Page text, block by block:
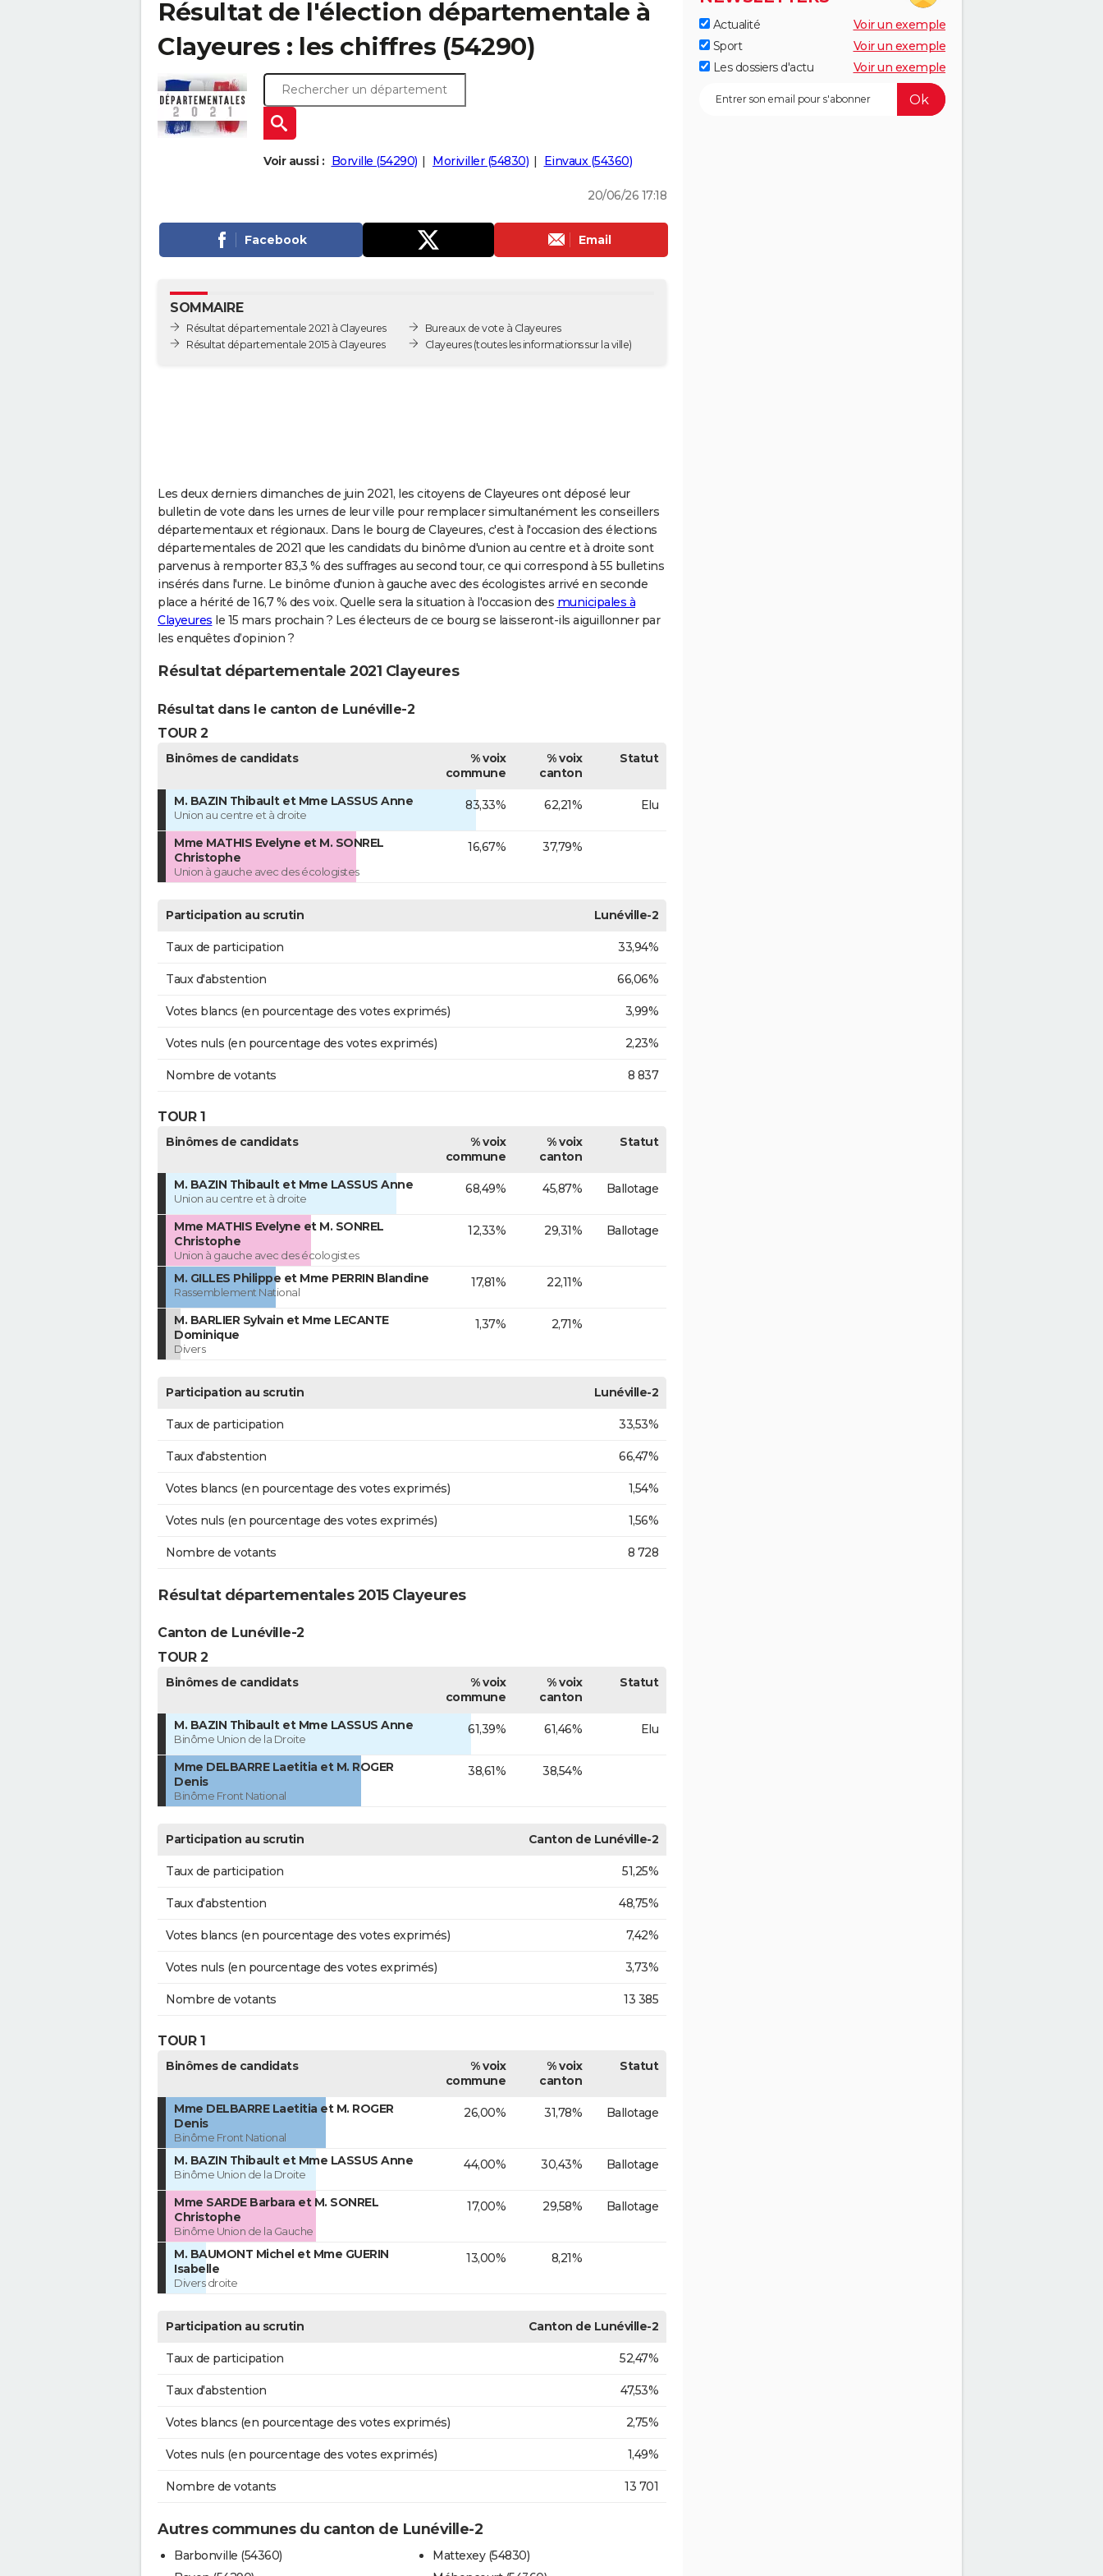
Résultat de l'élection départementale à
Clayeures : les chiffres (54290)
Voir aussi : Borville (54290) Moriviller (54830) Einvaux (54360)
20/06/26 17:18
Facebook Email
SOMMAIRE
Résultat départementale 2021 à Clayeures
Résultat départementale 2015 à Clayeures
Bureaux de vote à Clayeures
Clayeures(toutes les informations sur la ville)
Les deux derniers dimanches de juin 2021, les citoyens de Clayeures ont déposé leur
bulletin de vote dans les urnes de leur ville pour remplacer simultanément les conseillers
départementaux et régionaux. Dans le bourg de Clayeures, c'est à l'occasion des élections
départementales de 2021 que les candidats du binôme d'union au centre et à droite sont
parvenus à remporter 83,3 % des suffrages au second tour, ce qui correspond à 55 bulletins
insérés dans l'urne. Le binôme d'union à gauche avec des écologistes arrivé en seconde
place a hérité de 16,7 % des voix. Quelle sera la situation à l'occasion des municipales à
Clayeures le 15 mars prochain ? Les électeurs de ce bourg se laisseront-ils aiguillonner par
les enquêtes d’opinion ?
Résultat départementale 2021 Clayeures
Résultat dans le canton de Lunéville-2
TOUR 2
Binômes de candidats
% voix
commune
% voix
canton
Statut
M. BAZIN Thibault et Mme LASSUS Anne
Union au centre et à droite
83,33% 62,21% Elu
Mme MATHIS Evelyne et M. SONREL
Christophe
Union à gauche avec des écologistes
16,67% 37,79%
Participation au scrutin Lunéville-2
Taux de participation 33,94%
Taux d'abstention 66,06%
Votes blancs (en pourcentage des votes exprimés) 3,99%
Votes nuls (en pourcentage des votes exprimés) 2,23%
Nombre de votants 8 837
TOUR 1
Binômes de candidats
% voix
commune
% voix
canton
Statut
M. BAZIN Thibault et Mme LASSUS Anne
Union au centre et à droite
68,49% 45,87% Ballotage
Mme MATHIS Evelyne et M. SONREL
Christophe
Union à gauche avec des écologistes
12,33% 29,31% Ballotage
M. GILLES Philippe et Mme PERRIN Blandine
Rassemblement National
17,81% 22,11%
M. BARLIER Sylvain et Mme LECANTE
Dominique
Divers
1,37% 2,71%
Participation au scrutin Lunéville-2
Taux de participation 33,53%
Taux d'abstention 66,47%
Votes blancs (en pourcentage des votes exprimés) 1,54%
Votes nuls (en pourcentage des votes exprimés) 1,56%
Nombre de votants 8 728
Résultat départementales 2015 Clayeures
Canton de Lunéville-2
TOUR 2
Binômes de candidats
% voix
commune
% voix
canton
Statut
M. BAZIN Thibault et Mme LASSUS Anne
Binôme Union de la Droite
61,39% 61,46% Elu
Mme DELBARRE Laetitia et M. ROGER
Denis
Binôme Front National
38,61% 38,54%
Participation au scrutin Canton de Lunéville-2
Taux de participation 51,25%
Taux d'abstention 48,75%
Votes blancs (en pourcentage des votes exprimés) 7,42%
Votes nuls (en pourcentage des votes exprimés) 3,73%
Nombre de votants 13 385
TOUR 1
Binômes de candidats
% voix
commune
% voix
canton
Statut
Mme DELBARRE Laetitia et M. ROGER
Denis
Binôme Front National
26,00% 31,78% Ballotage
M. BAZIN Thibault et Mme LASSUS Anne
Binôme Union de la Droite
44,00% 30,43% Ballotage
Mme SARDE Barbara et M. SONREL
Christophe
Binôme Union de la Gauche
17,00% 29,58% Ballotage
M. BAUMONT Michel et Mme GUERIN
Isabelle
Divers droite
13,00% 8,21%
Participation au scrutin Canton de Lunéville-2
Taux de participation 52,47%
Taux d'abstention 47,53%
Votes blancs (en pourcentage des votes exprimés) 2,75%
Votes nuls (en pourcentage des votes exprimés) 1,49%
Nombre de votants 13 701
Autres communes du canton de Lunéville-2
Barbonville (54360)
Mattexey (54830)
Actualité
Voir un exemple
Sport
Voir un exemple
Les dossiers d'actu
Voir un exemple